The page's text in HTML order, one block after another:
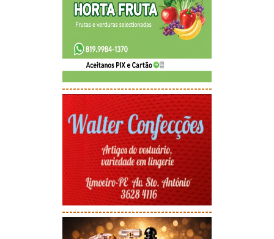
-----------------------------------------
-----------------------------------------